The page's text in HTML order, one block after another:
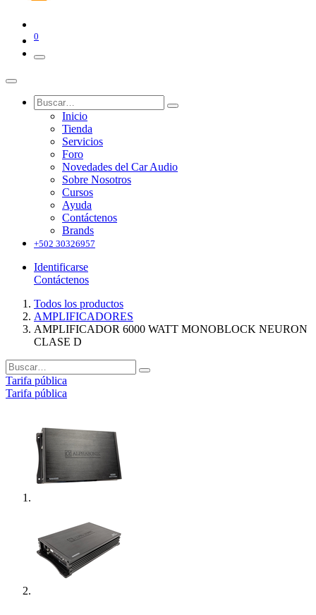
0
Inicio
Tienda
Servicios
Foro
Novedades del Car Audio
Sobre Nosotros
Cursos
Ayuda
Contáctenos
Brands
+502 30326957
Identificarse
Contáctenos
Todos los productos
AMPLIFICADORES
AMPLIFICADOR 6000 WATT MONOBLOCK NEURON
CLASE D
Tarifa pública
Tarifa pública